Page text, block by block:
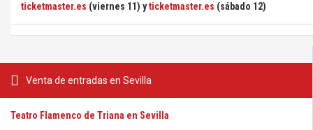
Venta de entradas en Sevilla
Teatro Flamenco de Triana en Sevilla
ticketmaster.es (viernes 11) yticketmaster.es (sábado 12)